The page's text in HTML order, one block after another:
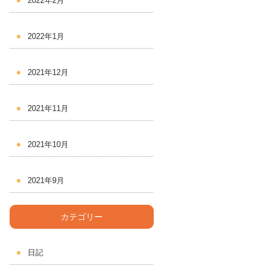
2022年1月
2021年12月
2021年11月
2021年10月
2021年9月
カテゴリー
日記